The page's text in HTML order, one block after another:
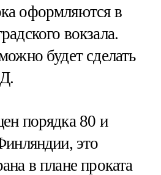
оформляются в
вокзала.
будет сделать
порядка 80 и
это
в плане проката